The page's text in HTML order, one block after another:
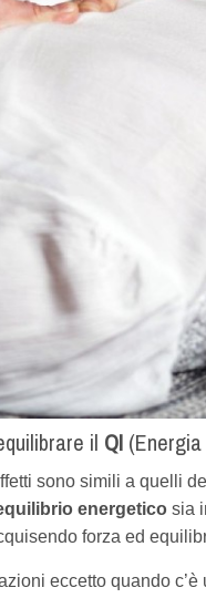
il QI
sono simili a quelli
energetico sia
forza ed
eccetto quando